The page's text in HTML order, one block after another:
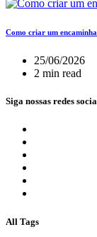
Como criar um
25/06/2026
2 min read
Siga nossas redes
All Tags